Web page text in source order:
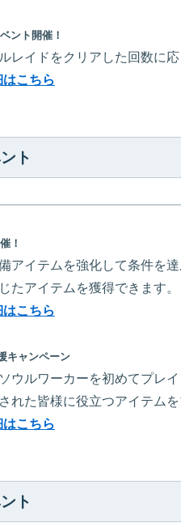
ント開催！
レイドをクリアした回数に
こちら
ト
！
アイテムを強化して条件を
たアイテムを獲得できます。
こちら
キャンペーン
ウルワーカーを初めてプレ
れた皆様に役立つアイテム
こちら
ト